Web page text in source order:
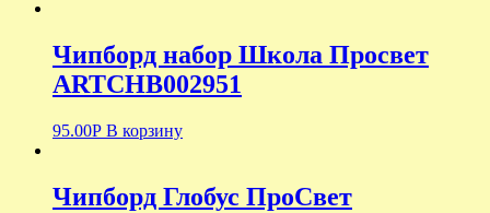
Чипборд набор Школа Просвет
ARTCHB002951
95.00Р В корзину
Чипборд Глобус ПроСвет